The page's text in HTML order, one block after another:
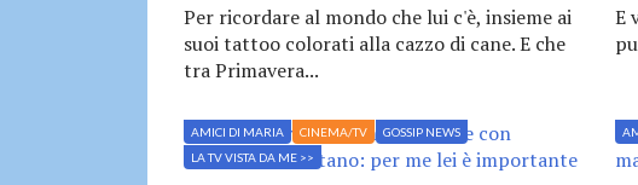
Per ricordare al mondo che lui c'è, insieme ai
suoi tattoo colorati alla cazzo di cane. E che
tra Primavera...
E
AMICI DI MARIA CINEMA/TV
GOSSIP NEWS
LA TV VISTA DA ME >>